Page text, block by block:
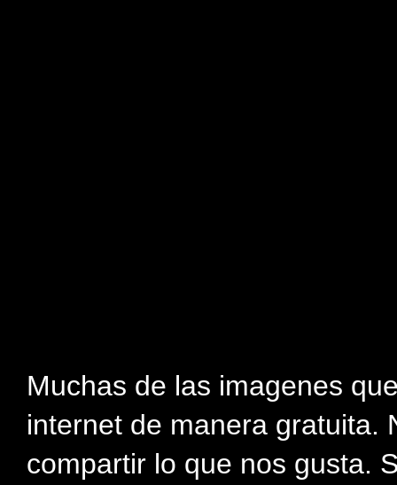
Muchas de las imagenes
internet de manera gratuita.
compartir lo que nos gusta.